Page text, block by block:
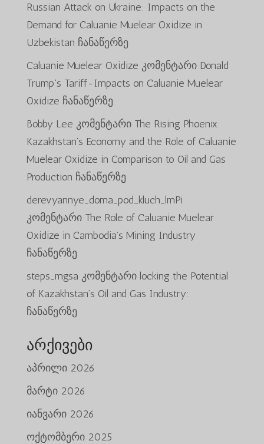
Russian Attack on Ukraine: Impacts on the
Demand for Caluanie Muelear Oxidize in
Uzbekistan ჩანაწერზე
Caluanie Muelear Oxidize კომენტარი Donald
Trump’s Tariff-Impacts on Caluanie Muelear
Oxidize ჩანაწერზე
Bobby Lee კომენტარი The Rising Phoenix:
Kazakhstan’s Economy and the Role of Caluanie
Muelear Oxidize in Comparison to Oil and Gas
Production ჩანაწერზე
derevyannye_doma_pod_kluch_lmPi
კომენტარი The Role of Caluanie Muelear
Oxidize in Cambodia’s Mining Industry
ჩანაწერზე
steps_mgsa კომენტარი locking the Potential
of Kazakhstan’s Oil and Gas Industry:
ჩანაწერზე
არქივები
აპრილი 2026
მარტი 2026
იანვარი 2026
ოქტომბერი 2025